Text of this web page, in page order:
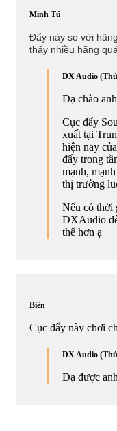
Minh Tú
Đẩy này so với
thấy nhiều hãng
DX Audio
Dạ chào
Cục đẩy
xuất tại
hiện nay
đẩy trong
mạnh,
thị trường
Nếu có thời
DXAudio
thể hơn ạ
Biên
Cục đẩy này chơi
DX Audio
Dạ được